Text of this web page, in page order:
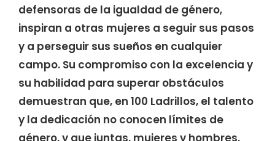
defensoras de la igualdad de género,
inspiran a otras mujeres a seguir sus pasos
y a perseguir sus sueños en cualquier
campo. Su compromiso con la excelencia y
su habilidad para superar obstáculos
demuestran que, en 100 Ladrillos, el talento
y la dedicación no conocen límites de